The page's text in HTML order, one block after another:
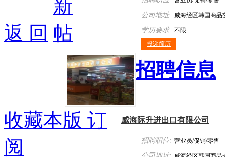
公司地址: 威海经区韩国商品
学历要求: 不限
投递简历
威海际升进出口有限公司
招聘职位: 营业员/促销/零售
返 回
招聘信息
收藏本版 订
阅